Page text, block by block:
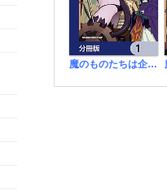
魔のものたちは企てる【分冊版】